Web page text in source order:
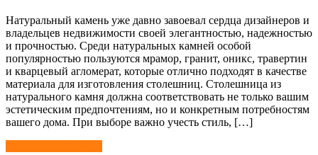
Натуральный камень уже давно завоевал сердца дизайнеров и
владельцев недвижимости своей элегантностью, надежностью
и прочностью. Среди натуральных камней особой
популярностью пользуются мрамор, гранит, оникс, травертин
и кварцевый агломерат, которые отлично подходят в качестве
материала для изготовления столешниц. Столешница из
натурального камня должна соответствовать не только вашим
эстетическим предпочтениям, но и конкретным потребностям
вашего дома. При выборе важно учесть стиль, […]